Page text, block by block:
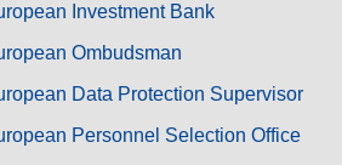
Investment Bank
Ombudsman
Data Protection Supervisor
Personnel Selection Office